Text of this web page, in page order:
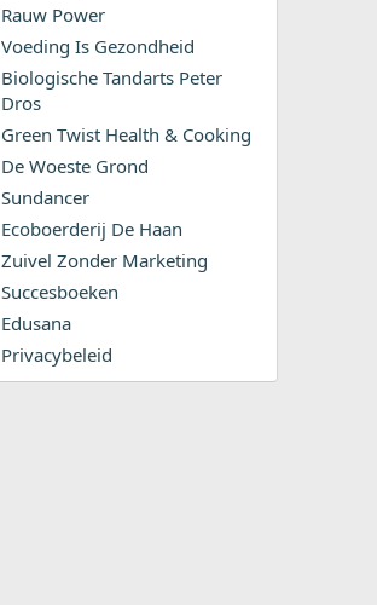
Rauw Power
Voeding Is Gezondheid
Biologische Tandarts Peter
Dros
Green Twist Health & Cooking
De Woeste Grond
Sundancer
Ecoboerderij De Haan
Zuivel Zonder Marketing
Succesboeken
Edusana
Privacybeleid